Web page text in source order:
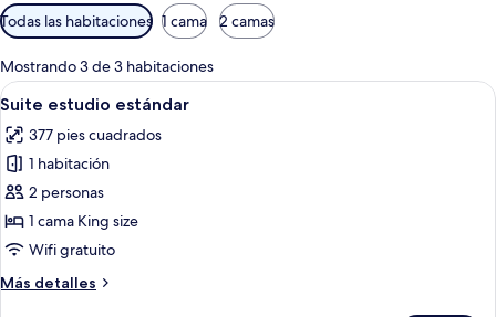
Filtros
disponibles
para
las
habitaciones
Todas las habitaciones 1 cama 2 camas
Mostrando 3 de 3 habitaciones
Abrir
todas
las
fotos
de
Suite
estudio
Un dormitorio moderno con una
5
Suite estudio estándar
377 pies cuadrados
1 habitación
2 personas
1 cama King size
Wifi gratuito
Más detalles
Más